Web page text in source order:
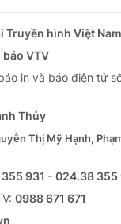
Truyền hình Việt Nam
báo VTV
in và báo điện tử
Thủy
Thị Mỹ Hạnh,
931 - 024.38 355
0988 671 671